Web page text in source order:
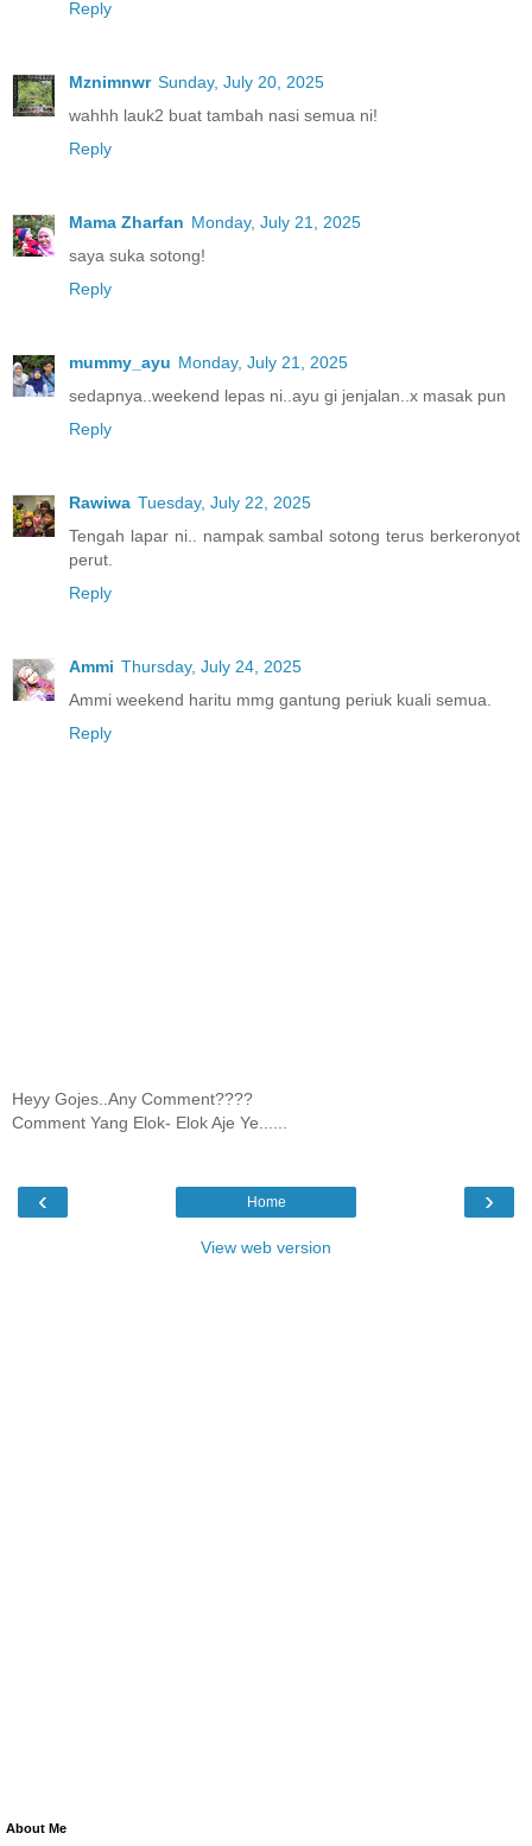
Reply
Mznimnwr Sunday, July 20, 2025
wahhh lauk2 buat tambah nasi semua ni!
Reply
Mama Zharfan Monday, July 21, 2025
saya suka sotong!
Reply
mummy_ayu Monday, July 21, 2025
sedapnya..weekend lepas ni..ayu gi jenjalan..x masak pun
Reply
Rawiwa Tuesday, July 22, 2025
Tengah lapar ni.. nampak sambal sotong terus berkeronyot
perut.
Reply
Ammi Thursday, July 24, 2025
Ammi weekend haritu mmg gantung periuk kuali semua.
Reply
Heyy Gojes..Any Comment????
Comment Yang Elok- Elok Aje Ye......
‹ ›
Home
View web version
About Me